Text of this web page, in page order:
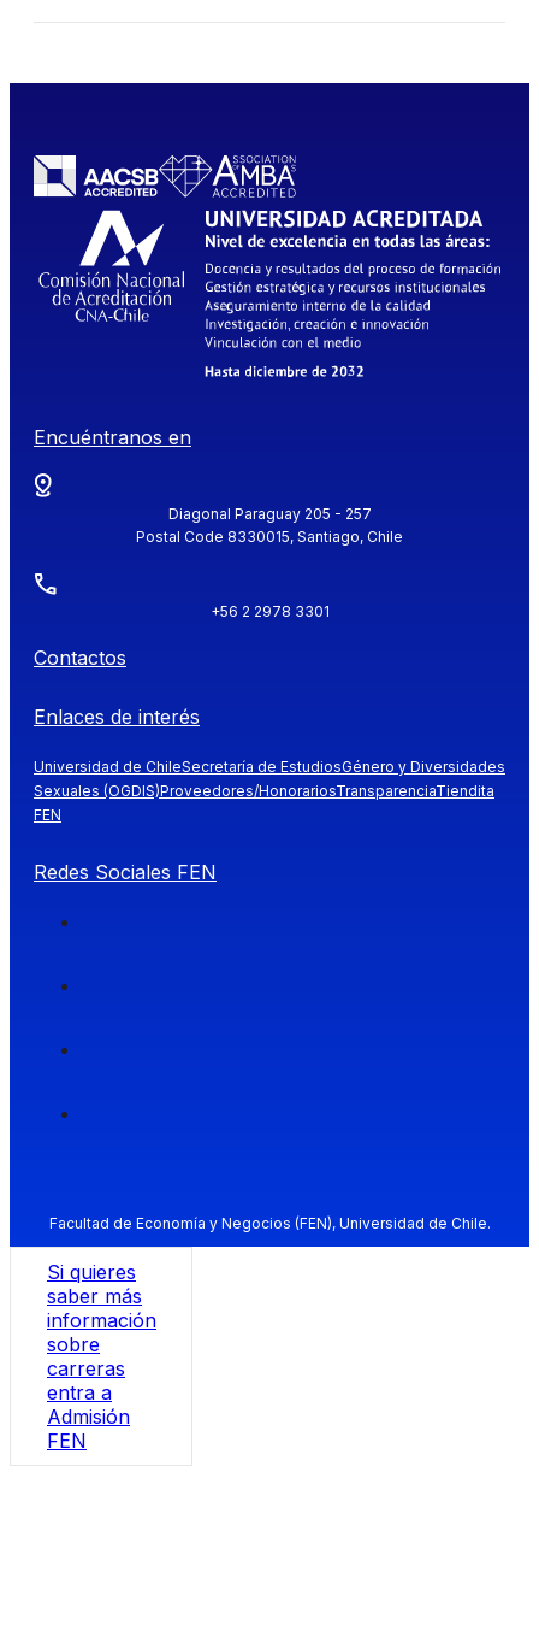
Encuéntranos en
Diagonal Paraguay 205 - 257
Postal Code 8330015, Santiago, Chile
+56 2 2978 3301
Contactos
Enlaces de interés
Universidad de ChileSecretaría de EstudiosGénero y Diversidades
Sexuales (OGDIS)Proveedores/HonorariosTransparenciaTiendita
FEN
Redes Sociales FEN
Facultad de Economía y Negocios (FEN), Universidad de Chile.
Si quieres
saber más
información
sobre
carreras
entra a
Admisión
FEN